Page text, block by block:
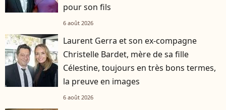
pour son fils
6 août 2026
Laurent Gerra et son ex-compagne
Christelle Bardet, mère de sa fille
Célestine, toujours en très bons termes,
la preuve en images
6 août 2026